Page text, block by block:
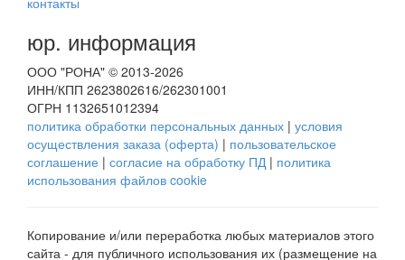
юр. информация
ООО "РОНА" © 2013-2026
ИНН/КПП 2623802616/262301001
ОГРН 1132651012394
политика обработки персональных данных | условия
осуществления заказа (оферта) | пользовательское
соглашение | согласие на обработку ПД| политика
использования файлов cookie
Копирование и/или переработка любых материалов этого
сайта - для публичного использования их (размещение на